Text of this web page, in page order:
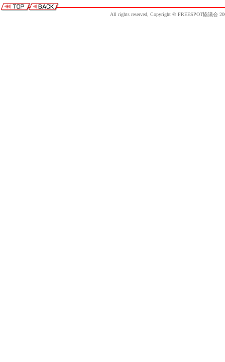
All rights reserved, Copyright © FREESPOT協議会